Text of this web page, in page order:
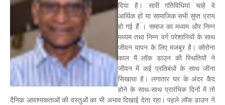
दिया है। सारी गतिविधियां चाहे वे
आर्थिक हों या सामाजिक सभी सुप्त प्राय
हो गई हैं । समाज का मध्यम और निम्न
मध्यम तथा निम्न वर्ग परेशानियों के साथ
जीवन यापन के लिए मजबूर है। कोरोना
काल में लॉक डाउन की स्थितियों ने
जीवन में कई प्रतिबंधों के साथ जीना
सिखाया है। लगातार घर के अंदर कैद
होने के साथ-साथ प्रारंभिक दिनों में तो
दैनिक आवश्यकताओं की वस्तुओं का भी अभाव दिखाई देता रहा। पहले लॉक डाउन ने